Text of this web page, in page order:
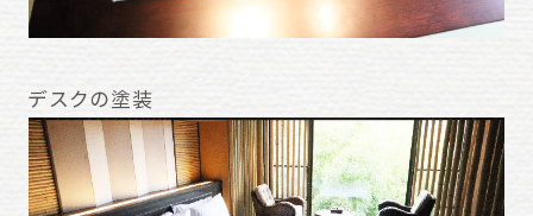
デスクの塗装